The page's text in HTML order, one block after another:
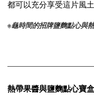
都可以充分享受這片風土
※龜時間的招牌鹽麴點心與
熱帶果醬與鹽麴點心寶盒